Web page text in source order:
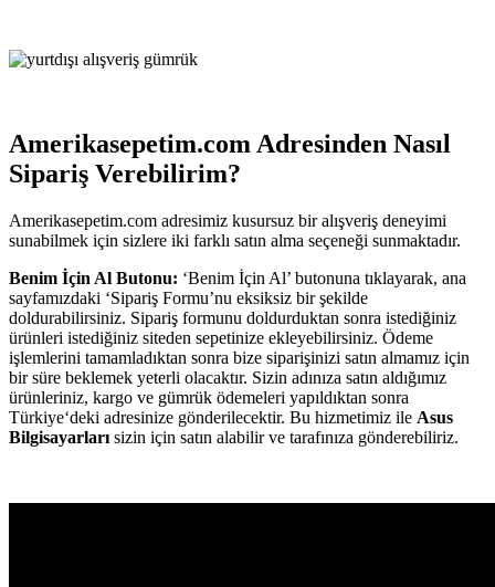
Amerikasepetim.com Adresinden Nasıl
Sipariş Verebilirim?
Amerikasepetim.com adresimiz kusursuz bir alışveriş deneyimi
sunabilmek için sizlere iki farklı satın alma seçeneği sunmaktadır.
Benim İçin Al Butonu: ‘Benim İçin Al’ butonuna tıklayarak, ana
sayfamızdaki ‘Sipariş Formu’nu eksiksiz bir şekilde
doldurabilirsiniz. Sipariş formunu doldurduktan sonra istediğiniz
ürünleri istediğiniz siteden sepetinize ekleyebilirsiniz. Ödeme
işlemlerini tamamladıktan sonra bize siparişinizi satın almamız için
bir süre beklemek yeterli olacaktır. Sizin adınıza satın aldığımız
ürünleriniz, kargo ve gümrük ödemeleri yapıldıktan sonra
Türkiye‘deki adresinize gönderilecektir. Bu hizmetimiz ile Asus
Bilgisayarları sizin için satın alabilir ve tarafınıza gönderebiliriz.